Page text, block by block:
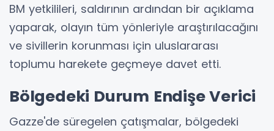
BM yetkilileri, saldırının ardından bir açıklama
yaparak, olayın tüm yönleriyle araştırılacağını
ve sivillerin korunması için uluslararası
toplumu harekete geçmeye davet etti.
Bölgedeki Durum Endişe Verici
Gazze'de süregelen çatışmalar, bölgedeki